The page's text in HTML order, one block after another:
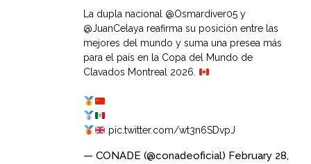
La dupla nacional @Osmardiver05 y
@JuanCelaya reafirma su posición entre las
mejores del mundo y suma una presea más
para el país en la Copa del Mundo de
Clavados Montreal 2026.
pic.twitter.com/wt3n6SDvpJ
— CONADE (@conadeoficial) February 28,